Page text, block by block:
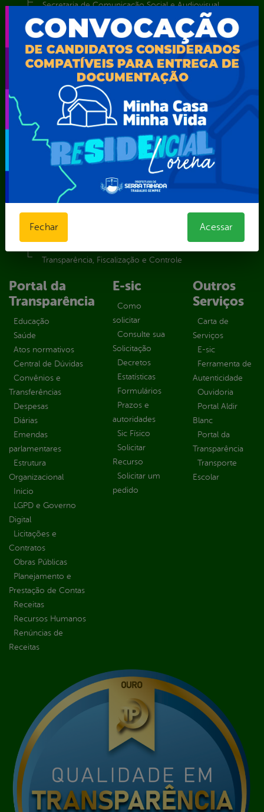
Secretaria de Comunicação Social e Audiovisual
Secretaria de Desenvolvimento Econômico e Turismo
Secretaria de Iluminação Pública e Energia Elétrica
Secretaria Municipal da Mulher – SEMU
Secretaria Municipal de Administração – SAD
Secretaria Municipal de Agricultura e Recursos Hídricos –
SEMARH / Secretaria de Agricultura Familiar – SEMAF
Secretaria Municipal de Educação – SEST
Secretaria Municipal de Esporte e Lazer – SEMEL
Secretaria Municipal de Finanças – SECFIN
Secretaria Municipal de Governo – SEGOV
Secretaria Municipal de Meio Ambiente – SEMA
Secretaria Municipal de Planejamento e Gestão – SEPLAG
Secretaria Municipal de Relações Institucionais – SEMRI
Secretaria Municipal de Saúde – SMS
Superintendência de Trânsito e Transportes de Serra
Transparência, Fiscalização e Controle
Portal da
Transparência
Educação
Saúde
Atos normativos
Central de Dúvidas
Convênios e
Transferências
Despesas
Diárias
Emendas
parlamentares
Estrutura
Organizacional
Inicio
LGPD e Governo
Digital
Licitações e
Contratos
Obras Públicas
Planejamento e
Prestação de Contas
Receitas
Recursos Humanos
Renúncias de
Receitas
E-sic
Como
solicitar
Consulte sua
Solicitação
Decretos
Estatísticas
Formulários
Prazos e
autoridades
Sic Físico
Solicitar
Recurso
Solicitar um
pedido
Outros
Serviços
Carta de
Serviços
E-sic
Ferramenta de
Autenticidade
Ouvidoria
Portal Aldir
Blanc
Portal da
Transparência
Transporte
Escolar
Fechar Acessar